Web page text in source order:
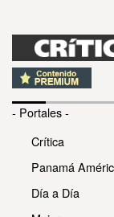
- Portales -
Crítica
Panamá
Día a Día